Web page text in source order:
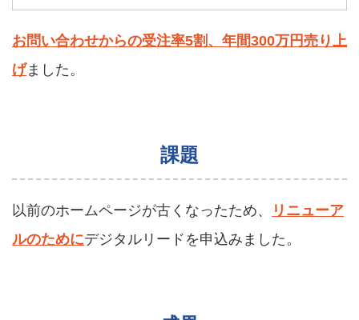
お問い合わせからの受注率5割、年間300万円売り上
げました。
課題
以前のホームページが古くなったため、
リニューア
ルのためにデジタルリードを申込みました。